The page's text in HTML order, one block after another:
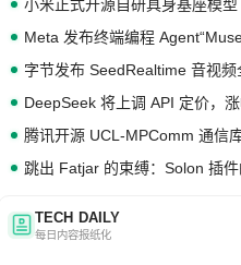
小米正式开源自研具身基座模
Meta 发布终端编程
字节发布 SeedRealtime 音视频
DeepSeek 将上调 API 定价，
腾讯开源 UCL-MPComm 通信
TECH DAILY
每日内容报纸化